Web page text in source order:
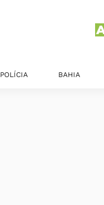
POLÍCIA BAHIA